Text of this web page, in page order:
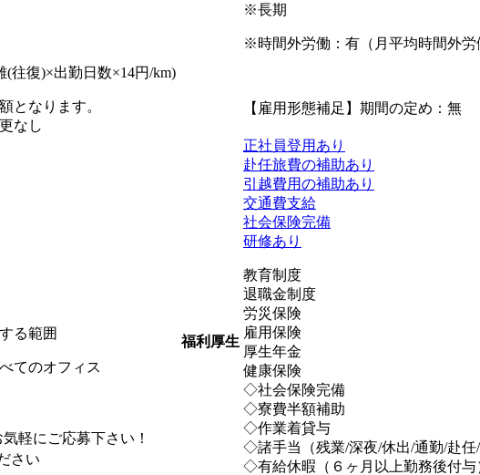
(往復)×出勤日数×14円/km)
となります。
なし
る範囲
てのオフィス
軽にご応募下さい！
さい
※長期
※時間外労働：有（月平均時間外労
【雇用形態補足】期間の定め：無
福利厚生
正社員登用あり
赴任旅費の補助あり
引越費用の補助あり
交通費支給
社会保険完備
研修あり
教育制度
退職金制度
労災保険
雇用保険
厚生年金
健康保険
◇社会保険完備
◇寮費半額補助
◇作業着貸与
◇諸手当（残業/深夜/休出/通勤/赴任/
◇有給休暇（６ヶ月以上勤務後付与